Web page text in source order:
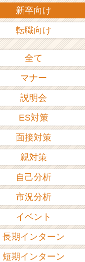
新卒向け
転職向け
全て
マナー
説明会
ES対策
面接対策
親対策
自己分析
市況分析
イベント
長期インターン
短期インターン